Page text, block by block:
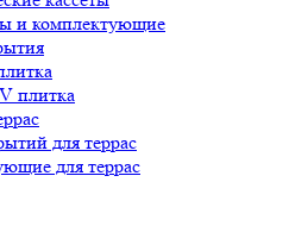
и комплектующие
плитка
для террас
для террас